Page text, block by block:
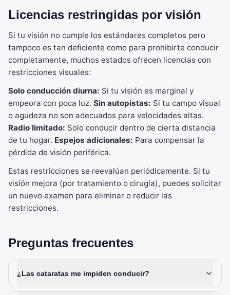
Licencias restringidas por visión
Si tu visión no cumple los estándares completos pero
tampoco es tan deficiente como para prohibirte conducir
completamente, muchos estados ofrecen licencias con
restricciones visuales:
Solo conducción diurna: Si tu visión es marginal y
empeora con poca luz. Sin autopistas: Si tu campo visual
o agudeza no son adecuados para velocidades altas.
Radio limitado: Solo conducir dentro de cierta distancia
de tu hogar. Espejos adicionales: Para compensar la
pérdida de visión periférica.
Estas restricciones se reevalúan periódicamente. Si tu
visión mejora (por tratamiento o cirugía), puedes solicitar
un nuevo examen para eliminar o reducir las
restricciones.
Preguntas frecuentes
¿Las cataratas me impiden conducir?